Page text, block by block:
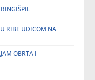
RIBE UDICOM NA
OBRTA I